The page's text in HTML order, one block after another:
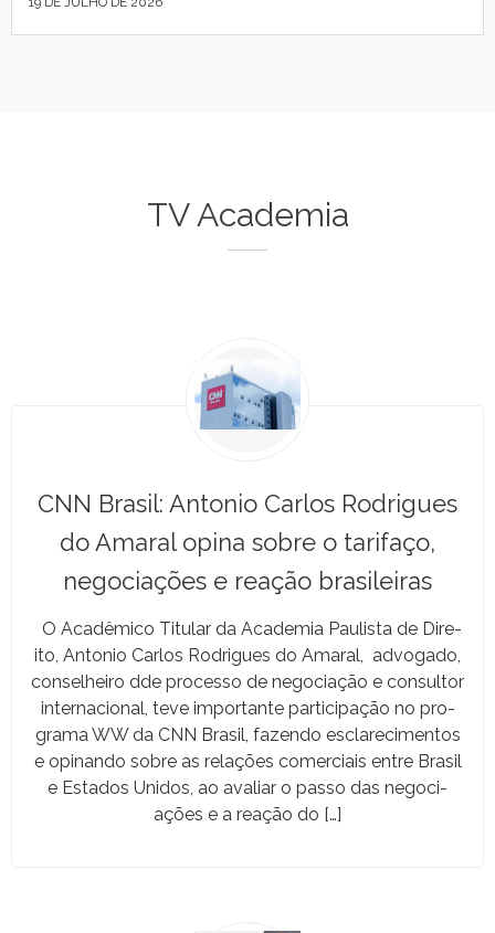
TV Academia
CNN Brasil: Antonio Carlos Rodrigues
do Amaral opina sobre o tarifaço,
negociações e reação brasileiras
O Acadêmi­co Tit­u­lar da Acad­e­mia Paulista de Dire­
ito, Anto­nio Car­los Rodrigues do Ama­r­al, advo­ga­do,
con­sel­heiro dde proces­so de nego­ci­ação e con­sul­tor
inter­na­cional, teve impor­tante par­tic­i­pação no pro­
gra­ma WW da CNN Brasil, fazen­do esclarec­i­men­tos
e opinan­do sobre as relações com­er­ci­ais entre Brasil
e Esta­dos Unidos, ao avaliar o pas­so das nego­ci­
ações e a reação do […]